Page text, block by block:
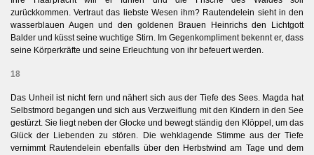
zurückkommen. Vertraut das liebste Wesen ihm? Rautendelein sieht in den
wasserblauen Augen und den goldenen Brauen Heinrichs den Lichtgott
Balder und küsst seine wuchtige Stirn. Im Gegenkompliment bekennt er, dass
seine Körperkräfte und seine Erleuchtung von ihr befeuert werden.
18
Das Unheil ist nicht fern und nähert sich aus der Tiefe des Sees. Magda hat
Selbstmord begangen und sich aus Verzweiflung mit den Kindern in den See
gestürzt. Sie liegt neben der Glocke und bewegt ständig den Klöppel, um das
Glück der Liebenden zu stören. Die wehklagende Stimme aus der Tiefe
vernimmt Rautendelein ebenfalls über den Herbstwind am Tage und dem